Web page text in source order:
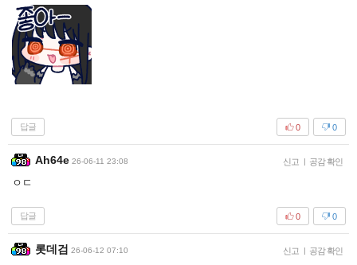
답글 0
0
Ah64e 26-06-11 23:08 신고 | 공감 확인
ㅇㄷ
답글 0
0
롯데검 26-06-12 07:10 신고 | 공감 확인